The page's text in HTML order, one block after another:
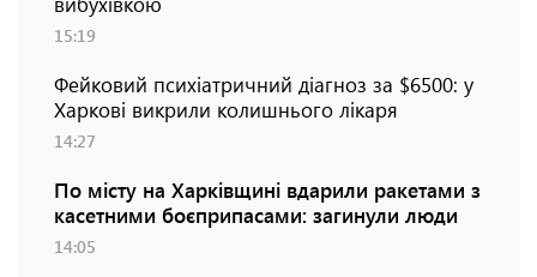
15:19
Фейковий психіатричний діагноз за $6500: у
Харкові викрили колишнього лікаря
14:27
По місту на Харківщині вдарили ракетами з
касетними боєприпасами: загинули люди
14:05